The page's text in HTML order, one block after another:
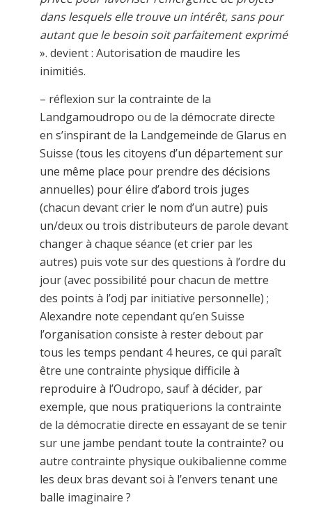
dans lesquels elle trouve un intérêt, sans pour
autant que le besoin soit parfaitement exprimé
». devient : Autorisation de maudire les
inimitiés.
– réflexion sur la contrainte de la
Landgamoudropo ou de la démocrate directe
en s’inspirant de la Landgemeinde de Glarus en
Suisse (tous les citoyens d’un département sur
une même place pour prendre des décisions
annuelles) pour élire d’abord trois juges
(chacun devant crier le nom d’un autre) puis
un/deux ou trois distributeurs de parole devant
changer à chaque séance (et crier par les
autres) puis vote sur des questions à l’ordre du
jour (avec possibilité pour chacun de mettre
des points à l’odj par initiative personnelle) ;
Alexandre note cependant qu’en Suisse
l’organisation consiste à rester debout par
tous les temps pendant 4 heures, ce qui paraît
être une contrainte physique difficile à
reproduire à l’Oudropo, sauf à décider, par
exemple, que nous pratiquerions la contrainte
de la démocratie directe en essayant de se tenir
sur une jambe pendant toute la contrainte? ou
autre contrainte physique oukibalienne comme
les deux bras devant soi à l’envers tenant une
balle imaginaire ?